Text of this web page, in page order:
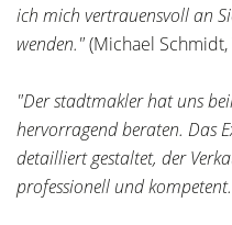
ich mich vertrauensvoll an
wenden."(Michael Schmidt,
"Der stadtmakler hat uns
hervorragend beraten. Das
detailliert gestaltet, der
professionell und